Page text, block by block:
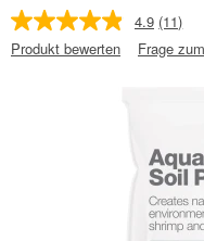
4.9 (11)
Produkt bewerten
Frage